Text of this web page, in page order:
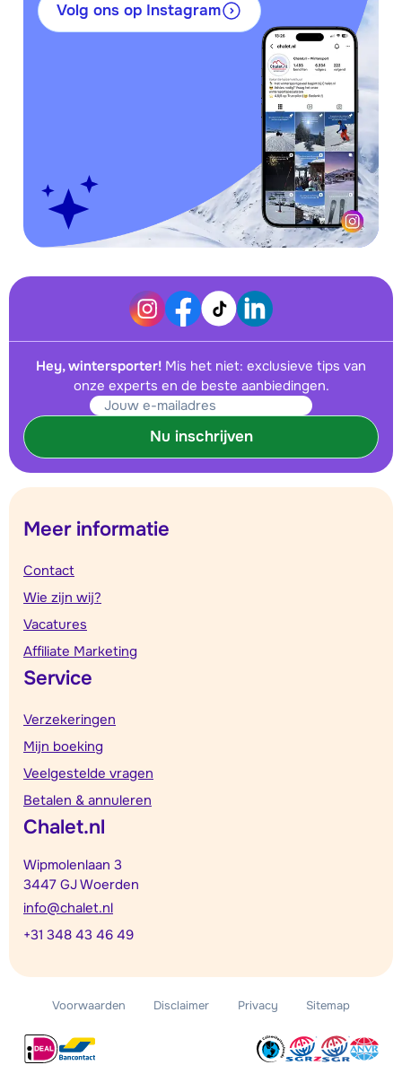
Volg ons op Instagram
Hey, wintersporter! Mis het niet: exclusieve tips van
onze experts en de beste aanbiedingen.
Nu inschrijven
Meer informatie
Contact
Wie zijn wij?
Vacatures
Affiliate Marketing
Service
Verzekeringen
Mijn boeking
Veelgestelde vragen
Betalen & annuleren
Chalet.nl
Wipmolenlaan 3
3447 GJ Woerden
info@chalet.nl
+31 348 43 46 49
Voorwaarden Disclaimer Privacy Sitemap